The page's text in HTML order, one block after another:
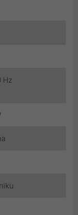
Hz